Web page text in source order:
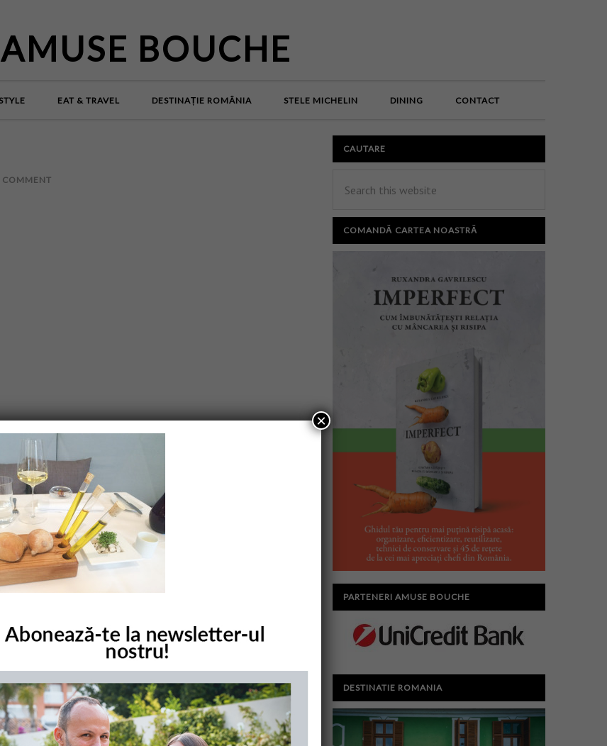
AMUSE BOUCHE
EAT & TRAVEL DESTINAȚIE ROMÂNIA STELE MICHELIN DINING CONTACT
COMMENT
obligatorii sunt marcate cu*
CAUTARE
COMANDĂ CARTEA NOASTRĂ
PARTENERI AMUSE BOUCHE
DESTINATIE ROMANIA
×